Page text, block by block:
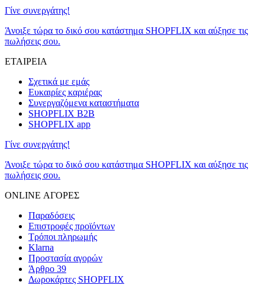
Γίνε συνεργάτης!
Άνοιξε τώρα το δικό σου κατάστημα SHOPFLIX και αύξησε τις
πωλήσεις σου.
ΕΤΑΙΡΕΙΑ
Σχετικά με εμάς
Ευκαιρίες καριέρας
Συνεργαζόμενα καταστήματα
SHOPFLIX B2B
SHOPFLIX app
Γίνε συνεργάτης!
Άνοιξε τώρα το δικό σου κατάστημα SHOPFLIX και αύξησε τις
πωλήσεις σου.
ONLINE ΑΓΟΡΕΣ
Παραδόσεις
Επιστροφές προϊόντων
Τρόποι πληρωμής
Klarna
Προστασία αγορών
Άρθρο 39
Δωροκάρτες SHOPFLIX